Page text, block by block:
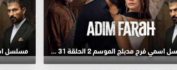
مسلسل اسمي فرح مدبلج الموسم 2 الحلقة 31 HD